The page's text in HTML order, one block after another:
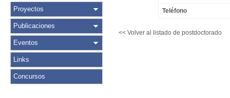
Proyectos
Publicaciones
Eventos
Links
Concursos
Teléfono
<< Volver al listado de postdoctorado